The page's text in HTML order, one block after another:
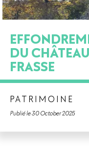
DU
FRASSE
PATRIMOINE
Publié le 30 October 2025